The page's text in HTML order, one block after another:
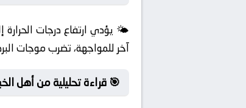
🌤️ يؤدي ارتفاع درجات
آخر للمواجهة، تضرب موجات
🎯 قراءة تحليلية من أهل